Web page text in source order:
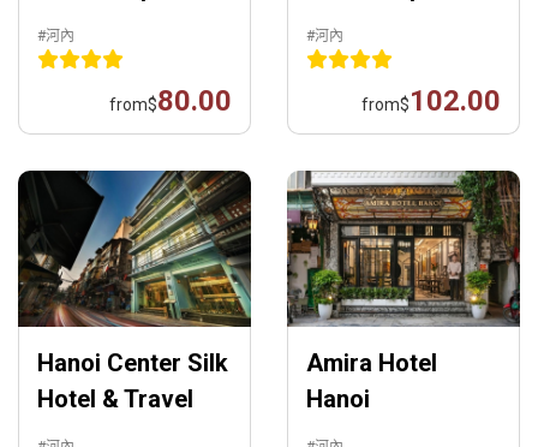
#河內
from$80.00
#河內
from$102.00
Hanoi Center Silk
Hotel & Travel
Amira Hotel
Hanoi